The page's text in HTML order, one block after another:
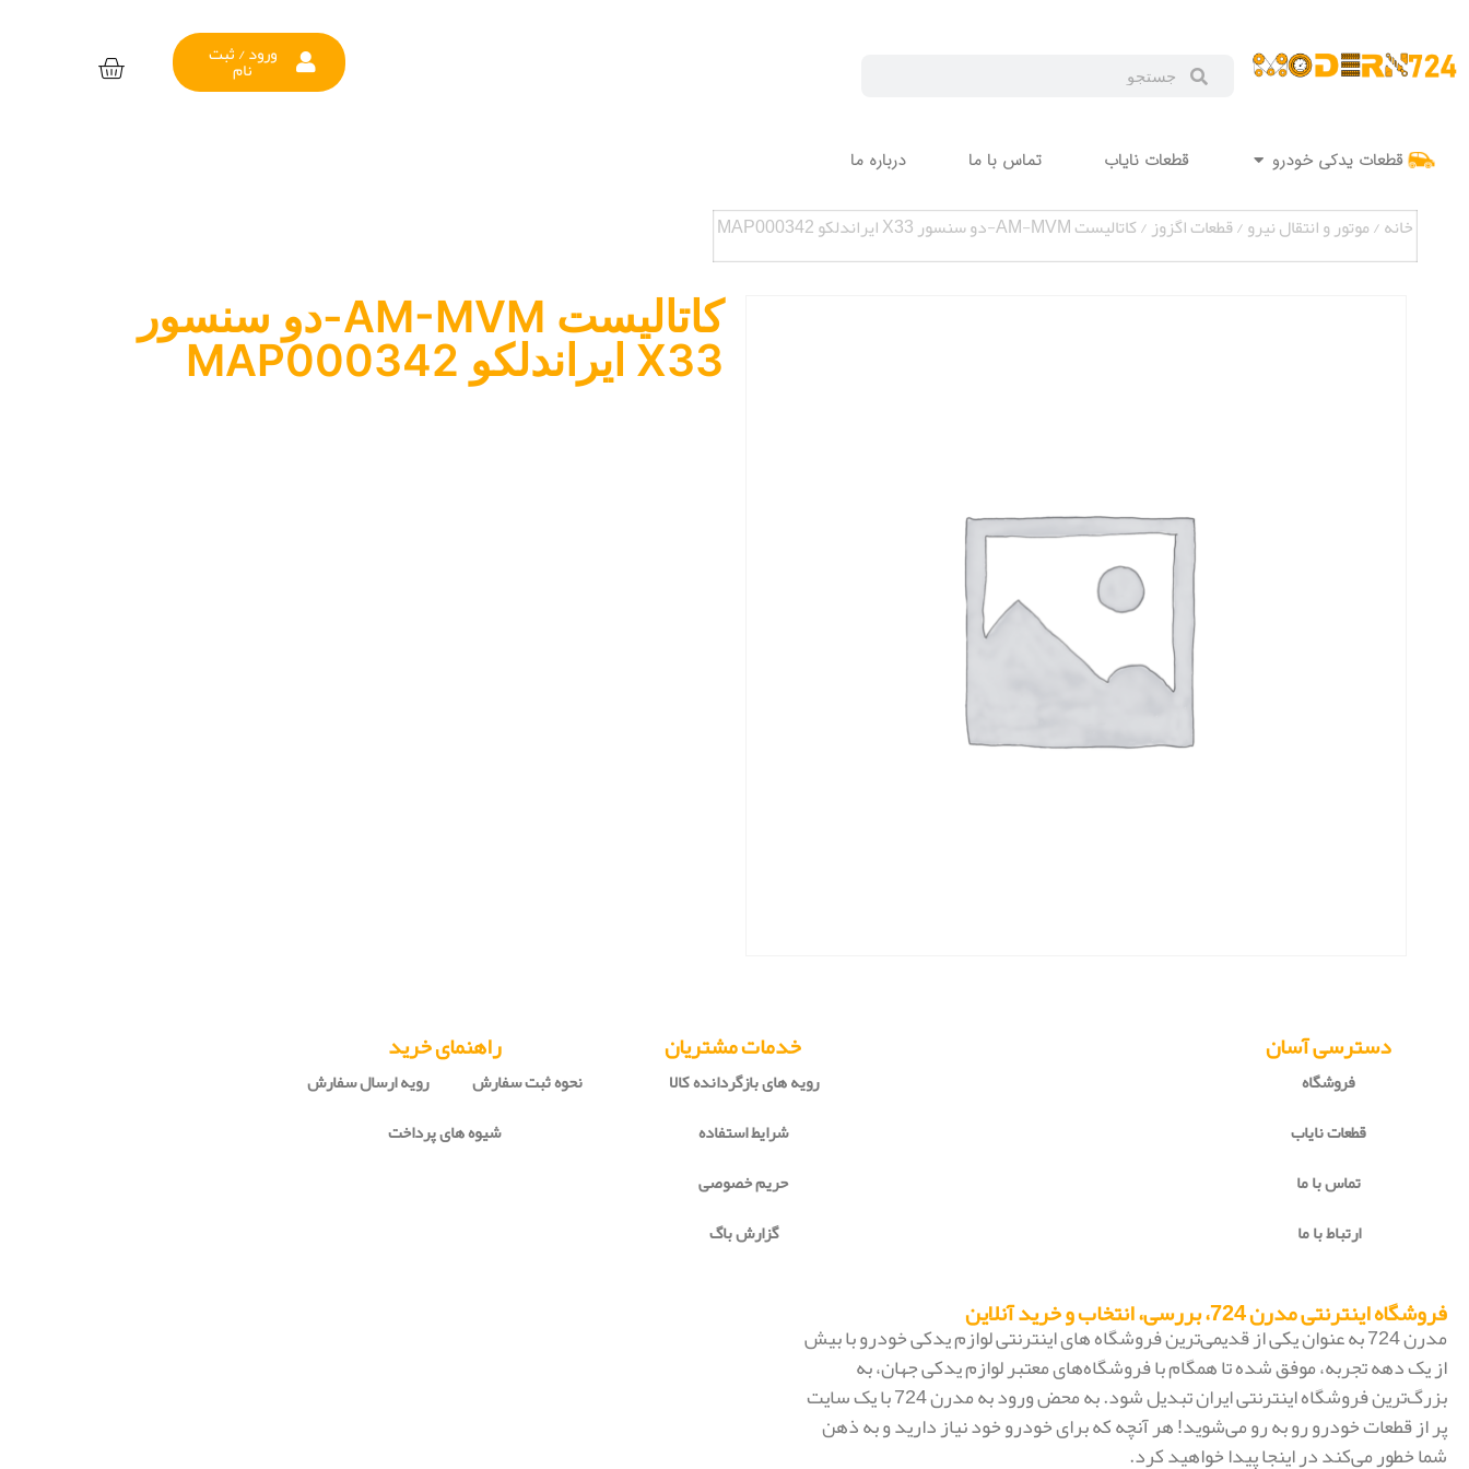
ورود / ثبت
نام
قطعات یدکی خودرو قطعات نایاب تماس با ما درباره ما
خانه/موتور و انتقال نیرو/قطعات اگزوز/ کاتالیست AM-MVM-دو سنسور X33 ایراندلکو MAP000342
کاتالیست AM-MVM-دو سنسور
X33 ایراندلکو MAP000342
دسترسی آسان
فروشگاه
قطعات نایاب
تماس با ما
ارتباط با ما
خدمات مشتریان
رویه های بازگردانده کالا
شرایط استفاده
حریم خصوصی
گزارش باگ
راهنمای خرید
نحوه ثبت سفارش
رویه ارسال سفارش
شیوه های پرداخت
فروشگاه اینترنتی مدرن 724، بررسی، انتخاب و خرید آنلاین
مدرن 724 به عنوان یکی از قدیمی‌ترین فروشگاه های اینترنتی لوازم یدکی خودرو با بیش
از یک دهه تجربه، موفق شده تا همگام با فروشگاه‌های معتبر لوازم یدکی جهان، به
بزرگ‌ترین فروشگاه اینترنتی ایران تبدیل شود. به محض ورود به مدرن 724 با یک سایت
پر از قطعات خودرو رو به رو می‌شوید! هر آنچه که برای خودرو خود نیاز دارید و به ذهن
شما خطور می‌کند در اینجا پیدا خواهید کرد.